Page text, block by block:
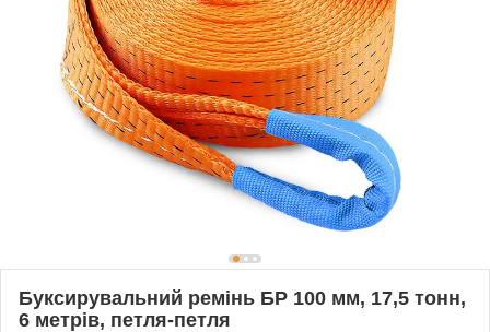
Буксирувальний ремінь БР 100 мм, 17,5 тонн,
6 метрів, петля-петля